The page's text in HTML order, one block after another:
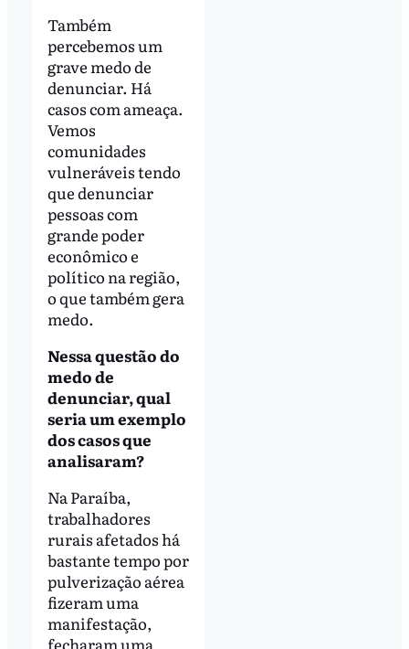
Também
percebemos um
grave medo de
denunciar. Há
casos com ameaça.
Vemos
comunidades
vulneráveis tendo
que denunciar
pessoas com
grande poder
econômico e
político na região,
o que também gera
medo.
Nessa questão do
medo de
denunciar, qual
seria um exemplo
dos casos que
analisaram?
Na Paraíba,
trabalhadores
rurais afetados há
bastante tempo por
pulverização aérea
fizeram uma
manifestação,
fecharam uma